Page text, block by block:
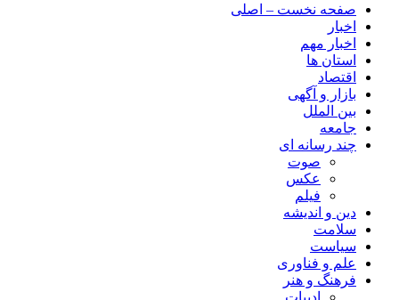
صفحه نخست – اصلی
اخبار
اخبار مهم
استان ها
اقتصاد
بازار و آگهی
بین الملل
جامعه
چند رسانه ای
صوت
عکس
فیلم
دین و اندیشه
سلامت
سیاست
علم و فناوری
فرهنگ و هنر
ادبیات